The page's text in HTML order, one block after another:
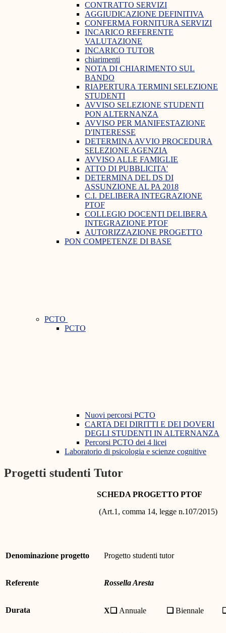
CONTRATTO SERVIZI
AGGIUDICAZIONE DEFINITIVA
CONFERMA FORNITURA SERVIZI
INCARICO REFERENTE
VALUTAZIONE
INCARICO TUTOR
chiarimenti
NOTA DI CHIARIMENTO SUL
BANDO
RIAPERTURA TERMINI SELEZIONE
STUDENTI
AVVISO SELEZIONE STUDENTI
PON ALTERNANZA
AVVISO PER MANIFESTAZIONE
D'INTERESSE
DETERMINA AVVIO PROCEDURA
SELEZIONE AGENZIA
AVVISO ALLE FAMIGLIE
ATTO DI PUBBLICITA'
DETERMINA DEL DS DI
ASSUNZIONE AL PA 2018
C.I. DELIBERA INTEGRAZIONE
PTOF
COLLEGIO DOCENTI DELIBERA
INTEGRAZIONE PTOF
AUTORIZZAZIONE PROGETTO
PON COMPETENZE DI BASE
PCTO
PCTO
Nuovi percorsi PCTO
CARTA DEI DIRITTI E DEI DOVERI
DEGLI STUDENTI IN ALTERNANZA
Percorsi PCTO dei 4 licei
Laboratorio di psicologia e scienze cognitive
Progetti studenti Tutor
SCHEDA PROGETTO PTOF
(Art.1, comma 14, legge n.107/2015)
Denominazione progetto Progetto studenti tutor
Referente Rossella Aresta
Durata X❑ Annuale ❑ Biennale